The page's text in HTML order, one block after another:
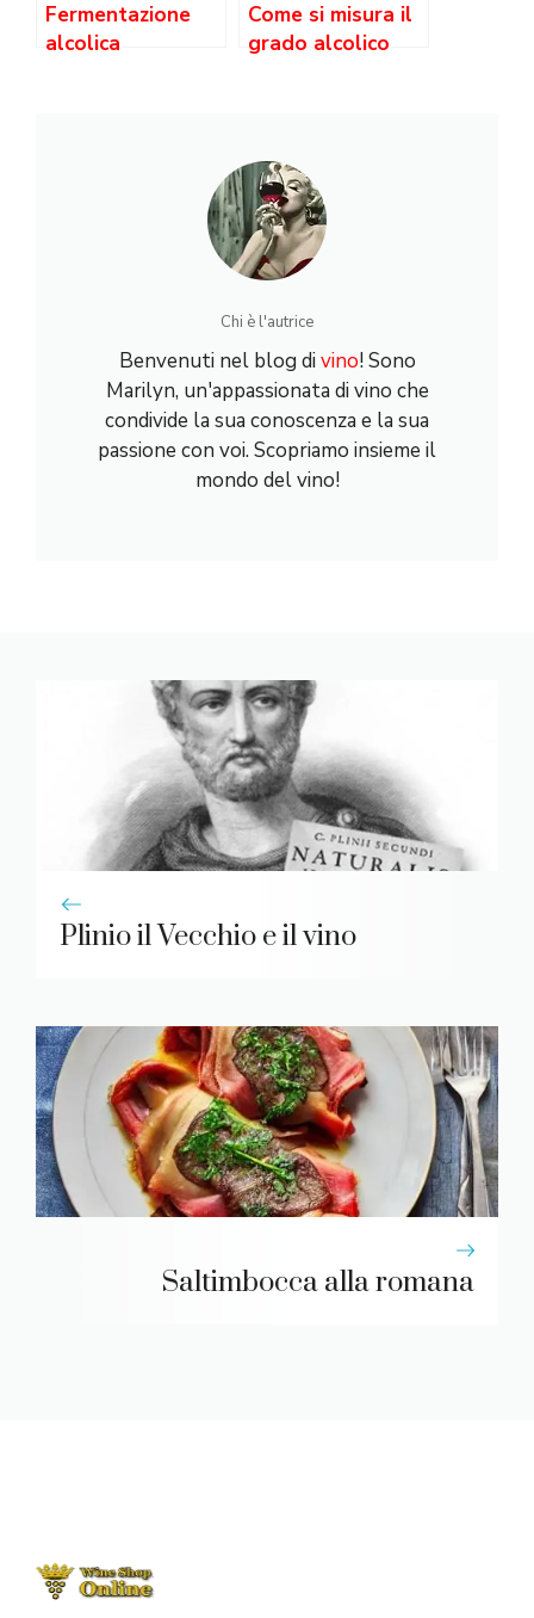
Fermentazione
alcolica
Come si misura il
grado alcolico
Chi è l'autrice
Benvenuti nel blog divino! Sono
Marilyn, un'appassionata di vino che
condivide la sua conoscenza e la sua
passione con voi. Scopriamo insieme il
mondo del vino!
Plinio il Vecchio e il vino
Saltimbocca alla romana